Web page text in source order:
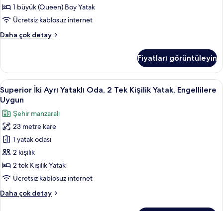
Yatak
(Executive)
tüm
1 büyük (Queen) Boy Yatak
Ücretsiz kablosuz internet
Daha çok detay
Premier
(Queen)
Boy
Yatak
(Executive)
hakkında
daha
fazla
detay
Fiyatları görüntüleyin
Superior
İki
Ayrı
Yataklı
Oda,
2
Tek
Kişilik
Yatak,
Uygun
Superior İki Ayrı Yataklı Oda, 2 Tek
8
Superior İki Ayrı Yataklı Oda, 2 Tek Kişilik Yatak, Engellilere
Uygun
Şehir manzaralı
23 metre kare
1 yatak odası
2 kişilik
2 tek Kişilik Yatak
Ücretsiz kablosuz internet
Daha çok detay
Superior